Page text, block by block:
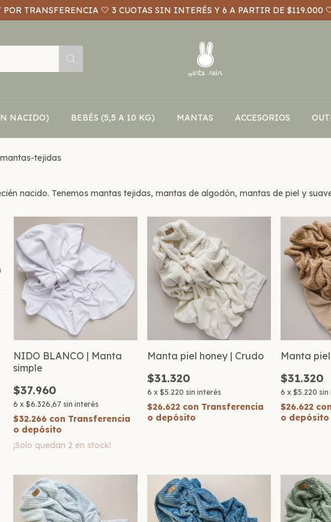
POR TRANSFERENCIA 🤍 3 CUOTAS SIN INTERÉS Y 6 A PARTIR DE $119.000
NACIDO) BEBÉS (5,5 A 10 KG) MANTAS ACCESORIOS
tejidas
nacido. Tenemos mantas tejidas, mantas de algodón, mantas de piel y
NIDO BLANCO | Manta
simple
$37.960
6 x$6.326,67 sin interés
$32.266 con Transferencia
o depósito
¡Solo quedan 2 en stock!
Manta piel honey | Crudo
$31.320
6 x $5.220 sin interés
$26.622 con Transferencia
o depósito
Manta
$31.320
6 x$5.220 sin
$26.622 con
o depósito